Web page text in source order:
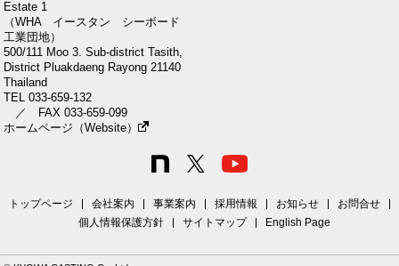
Estate 1
（WHA イースタン シーボード
工業団地）
500/111 Moo 3. Sub-district Tasith,
District Pluakdaeng Rayong 21140
Thailand
TEL 033-659-132
／ FAX 033-659-099
ホームページ（Website）
トップページ 会社案内 事業案内 採用情報 お知らせ
お問合せ
個人情報保護方針
サイトマップ English Page